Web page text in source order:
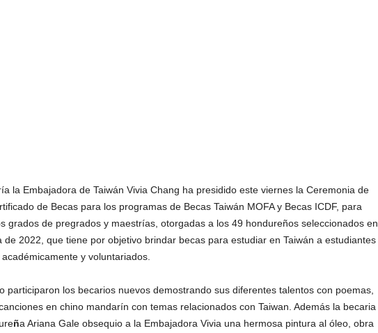
la Embajadora de Taiwán Vivia Chang ha presidido este viernes la Ceremonia de
de Becas para los programas de Becas Taiwán MOFA y Becas ICDF, para
grados de pregrados y maestrías, otorgadas a los 49 hondureños seleccionados en
de 2022, que tiene por objetivo brindar becas para estudiar en Taiwán a estudiantes
y voluntariados.
participaron los becarios nuevos demostrando sus diferentes talentos con poemas,
en chino mandarín con temas relacionados con Taiwan. Además la becaria
ña Ariana Gale obsequio a la Embajadora Vivia una hermosa pintura al óleo, obra